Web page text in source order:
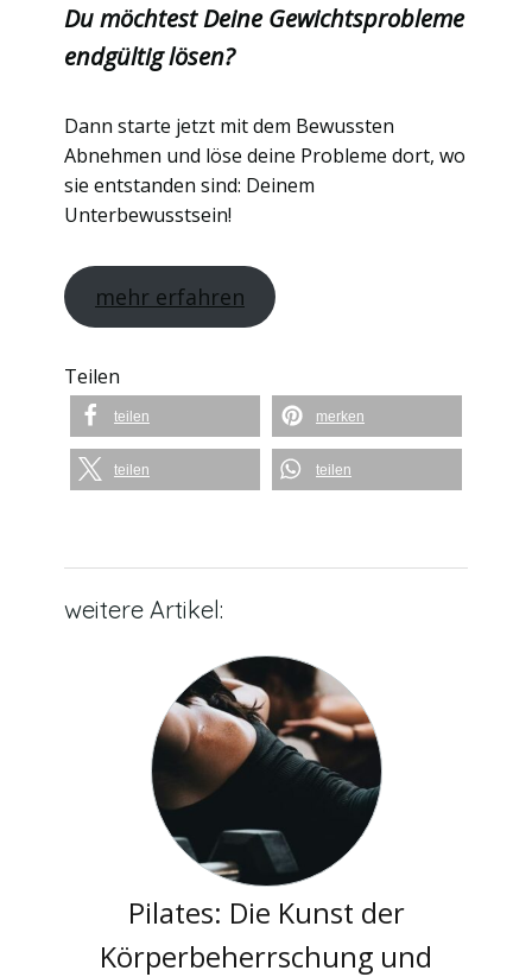
Du möchtest Deine Gewichtsprobleme
endgültig lösen?
Dann starte jetzt mit dem Bewussten
Abnehmen und löse deine Probleme dort, wo
sie entstanden sind: Deinem
Unterbewusstsein!
mehr erfahren
Teilen
teilen merken
teilen teilen
weitere Artikel:
Pilates: Die Kunst der
Körperbeherrschung und